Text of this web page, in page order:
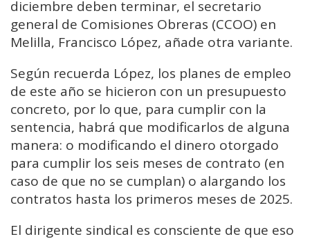
diciembre deben terminar, el secretario
general de Comisiones Obreras (CCOO) en
Melilla, Francisco López, añade otra variante.
Según recuerda López, los planes de empleo
de este año se hicieron con un presupuesto
concreto, por lo que, para cumplir con la
sentencia, habrá que modificarlos de alguna
manera: o modificando el dinero otorgado
para cumplir los seis meses de contrato (en
caso de que no se cumplan) o alargando los
contratos hasta los primeros meses de 2025.
El dirigente sindical es consciente de que eso